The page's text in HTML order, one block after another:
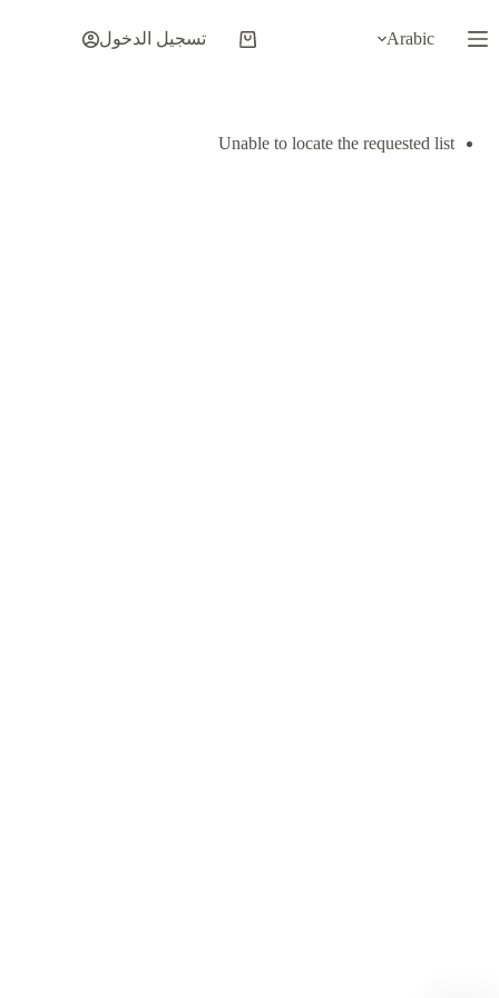
إلى
المحتوى
Arabic
عربة
تسجيل الدخول
Unable to locate the requested list